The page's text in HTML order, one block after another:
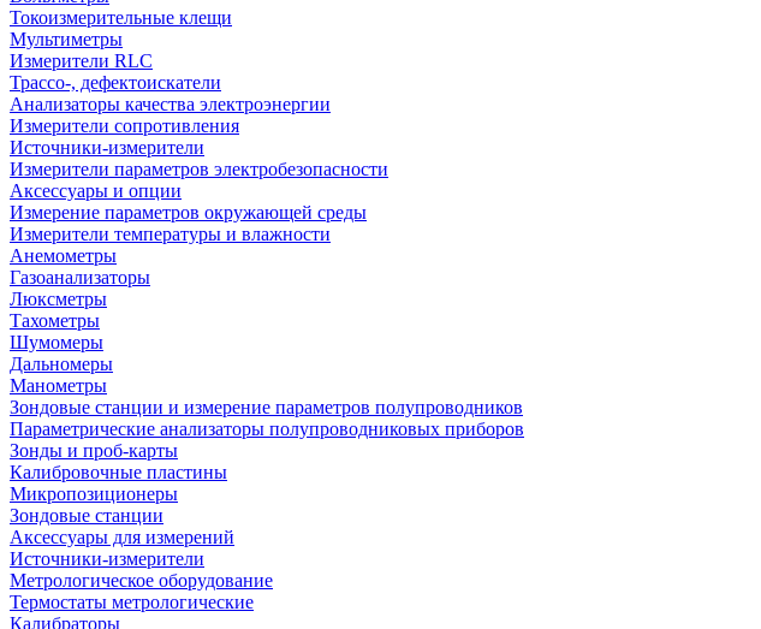
Токоизмерительные клещи
Мультиметры
Измерители RLC
Трассо-, дефектоискатели
Анализаторы качества электроэнергии
Измерители сопротивления
Источники-измерители
Измерители параметров электробезопасности
Аксессуары и опции
Измерение параметров окружающей среды
Измерители температуры и влажности
Анемометры
Газоанализаторы
Люксметры
Тахометры
Шумомеры
Дальномеры
Манометры
Зондовые станции и измерение параметров полупроводников
Параметрические анализаторы полупроводниковых приборов
Зонды и проб-карты
Калибровочные пластины
Микропозиционеры
Зондовые станции
Аксессуары для измерений
Источники-измерители
Метрологическое оборудование
Термостаты метрологические
Калибраторы